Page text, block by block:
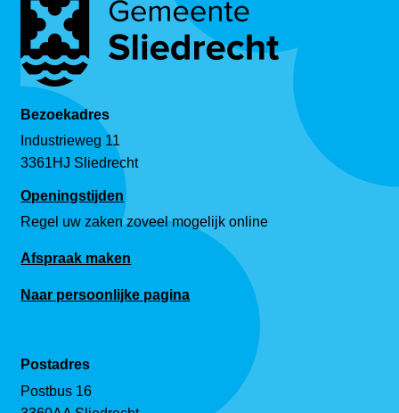
Bezoekadres
Industrieweg 11
3361HJ Sliedrecht
Openingstijden
Regel uw zaken zoveel mogelijk online
Afspraak maken
Naar persoonlijke pagina
Postadres
Postbus 16